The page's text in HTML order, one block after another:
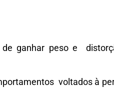
de ganhar peso e
voltados à